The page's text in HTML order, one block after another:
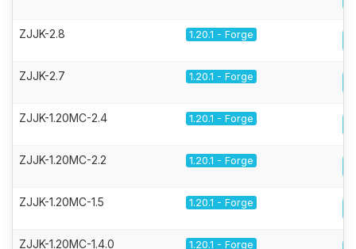
ZJJK-2.8 1.20.1 - Forge
ZJJK-2.7 1.20.1 - Forge
ZJJK-1.20MC-2.4 1.20.1 - Forge
ZJJK-1.20MC-2.2 1.20.1 - Forge
ZJJK-1.20MC-1.5 1.20.1 - Forge
ZJJK-1.20MC-1.4.0 1.20.1 - Forge